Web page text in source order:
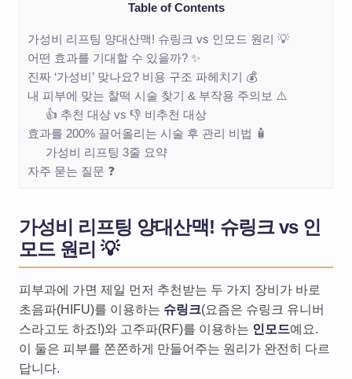
Table of Contents
가성비 리프팅 양대산맥! 슈링크 vs 인모드 원리 💡
어떤 효과를 기대할 수 있을까? ✨
진짜 ‘가성비’ 맞나요? 비용 구조 파헤치기 💰
내 피부에 맞는 찰떡 시술 찾기 & 부작용 주의보 ⚠️
👍 추천 대상 vs 👎 비추천 대상
효과를 200% 끌어올리는 시술 후 관리 비법 🧴
가성비 리프팅 3줄 요약
자주 묻는 질문 ❓
가성비 리프팅 양대산맥! 슈링크 vs 인
모드 원리 💡
피부과에 가면 제일 먼저 추천받는 두 가지 장비가 바로
초음파(HIFU)를 이용하는 슈링크(요즘은 슈링크 유니버
스라고도 하죠!)와 고주파(RF)를 이용하는 인모드예요.
이 둘은 피부를 쫀쫀하게 만들어주는 원리가 완전히 다르
답니다.